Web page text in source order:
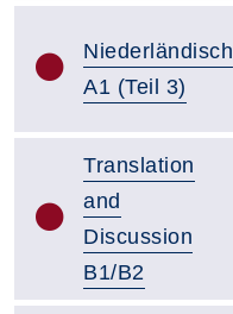
Niederländisch
A1 (Teil 3)
Translation
and
Discussion
B1/B2